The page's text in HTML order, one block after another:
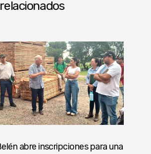
abre inscripciones para una